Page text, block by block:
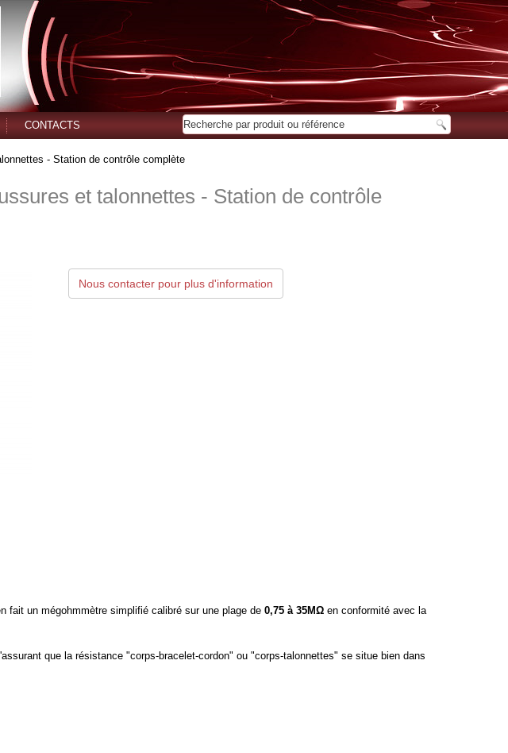
CONTACTS
- Station de contrôle complète
et talonnettes - Station de contrôle
Nous contacter pour plus d'information
fait un mégohmmètre simplifié calibré sur une plage de 0,75 à 35MΩ en conformité avec la
que la résistance "corps-bracelet-cordon" ou "corps-talonnettes" se situe bien dans